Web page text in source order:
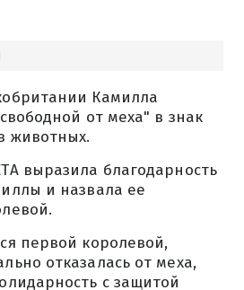
Камилла
от меха" в знак
животных.
выразила благодарность
и назвала ее
первой королевой,
отказалась от меха,
с защитой